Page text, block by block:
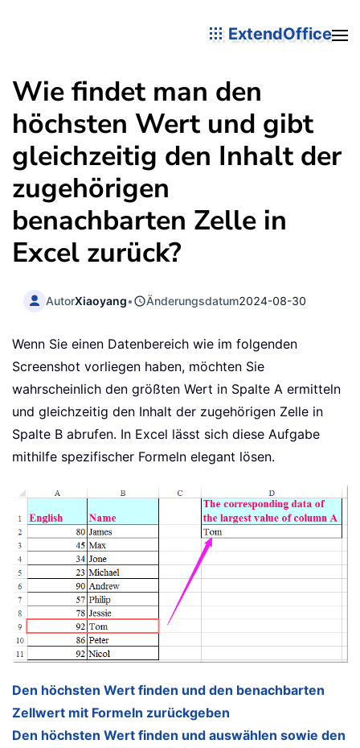
ExtendOffice
Wie findet man den
höchsten Wert und gibt
gleichzeitig den Inhalt der
zugehörigen
benachbarten Zelle in
Excel zurück?
AutorXiaoyang• Änderungsdatum2024-08-30
Wenn Sie einen Datenbereich wie im folgenden
Screenshot vorliegen haben, möchten Sie
wahrscheinlich den größten Wert in Spalte A ermitteln
und gleichzeitig den Inhalt der zugehörigen Zelle in
Spalte B abrufen. In Excel lässt sich diese Aufgabe
mithilfe spezifischer Formeln elegant lösen.
Den höchsten Wert finden und den benachbarten
Zellwert mit Formeln zurückgeben
Den höchsten Wert finden und auswählen sowie den